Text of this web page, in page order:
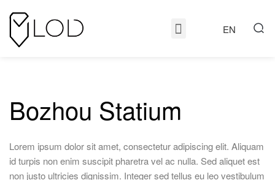
EN
Bozhou Statium
Lorem ipsum dolor sit amet, consectetur adipiscing elit. Aliquam
id turpis non enim suscipit pharetra vel ac nulla. Sed aliquet est
non justo ultricies dignissim. Integer sed tellus eu leo vestibulum